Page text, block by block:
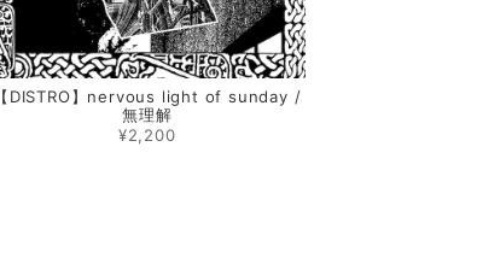
【DISTRO】nervous light of sunday /
無理解
¥2,200